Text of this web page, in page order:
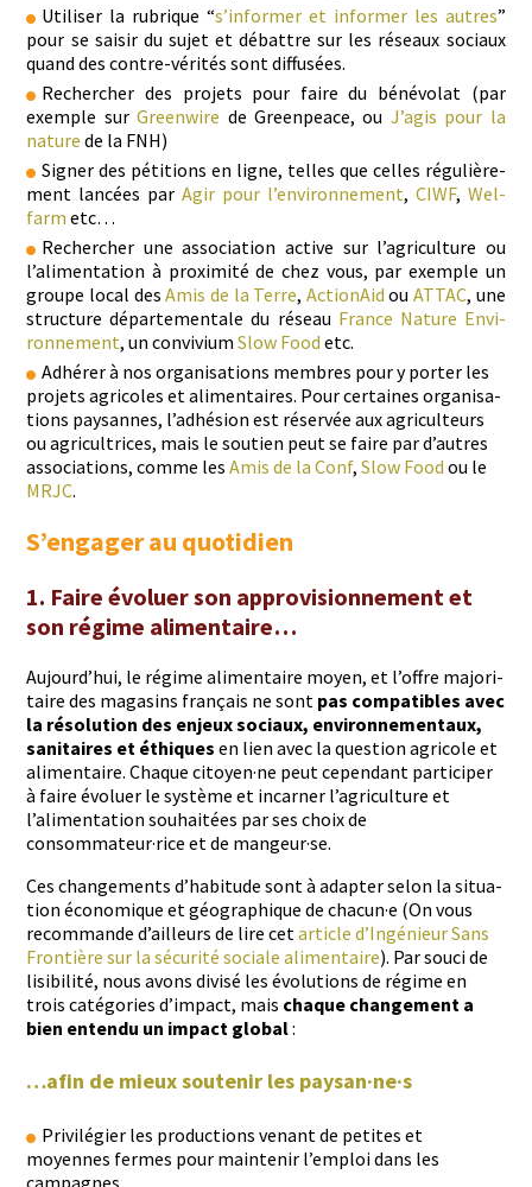
Utilis­er la rubrique “s’in­former et informer les autres”
pour se saisir du sujet et débat­tre sur les réseaux soci­aux
quand des con­tre-vérités sont diffusées.
Rechercher des pro­jets pour faire du bénévolat (par
exem­ple surGreen­wire de Green­peace, ou J’agis pour la
nature de la FNH)
Sign­er des péti­tions en ligne, telles que celles régulière­
ment lancées parAgir pour l’en­vi­ron­nement, CIWF, Wel­
farm etc…
Rechercher une asso­ci­a­tion active sur l’a­gri­cul­ture ou
l’al­i­men­ta­tion à prox­im­ité de chez vous, par exem­ple un
groupe local desAmis de la Terre, Action­Aid ou ATTAC, une
struc­ture départe­men­tale du réseau France Nature Envi­
ron­nement, un con­vivi­umSlow Food etc.
Adhér­er à nos organ­i­sa­tions mem­bres pour y porter les
pro­jets agri­coles et ali­men­taires. Pour cer­taines organ­i­sa­
tions paysannes, l’adhésion est réservée aux agricul­teurs
ou agricul­tri­ces, mais le sou­tien peut se faire par d’autres
asso­ci­a­tions, comme lesAmis de la Conf,Slow Food ou le
MRJC.
S’engager au quotidien
1. Faire évoluer son approvisionnement et
son régime alimentaire…
Aujourd’hui, le régime ali­men­taire moyen, et l’offre majori­
taire des mag­a­sins français ne sont pas com­pat­i­bles avec
la réso­lu­tion des enjeux soci­aux, envi­ron­nemen­taux,
san­i­taires et éthiques en lien avec la ques­tion agri­cole et
ali­men­taire. Chaque citoyen·ne peut cepen­dant par­ticiper
à faire évoluer le sys­tème et incar­n­er l’agriculture et
l’alimentation souhaitées par ses choix de
consommateur·rice et de mangeur·se.
Ces change­ments d’habitude sont à adapter selon la sit­u­a­
tion économique et géo­graphique de chacun·e (On vous
recom­mande d’ailleurs de lire cetarti­cle d’Ingénieur Sans
Fron­tière sur la sécu­rité sociale ali­men­taire). Par souci de
lis­i­bil­ité, nous avons divisé les évo­lu­tions de régime en
trois caté­gories d’im­pact, mais chaque change­ment a
bien enten­du un impact glob­al:
…afin de mieux soutenir les paysan·ne·s
Priv­ilégi­er les pro­duc­tions venant de petites et
moyennes fer­mes pour main­tenir l’emploi dans les